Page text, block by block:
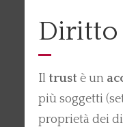
Diritto
Il trust è un
più soggetti
proprietà dei